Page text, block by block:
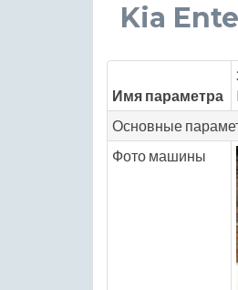
Kia
Имя параметра
Основные
Фото машины